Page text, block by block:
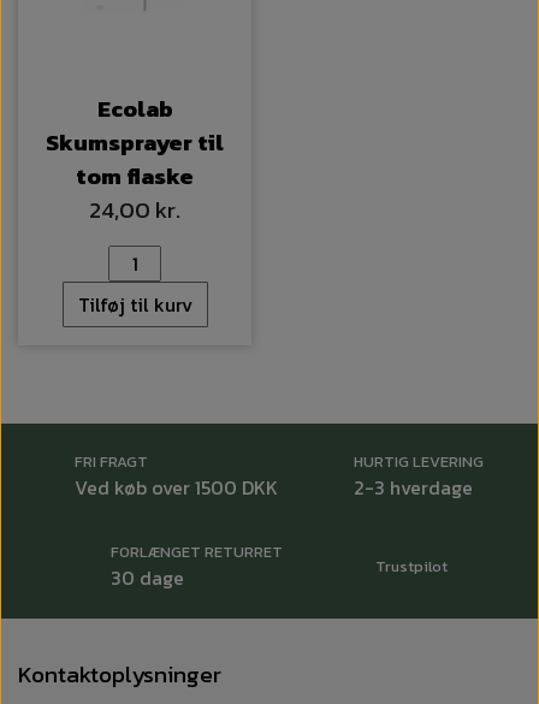
Ecolab
Skumsprayer til
tom flaske
24,00 kr.
Tilføj til kurv
FRI FRAGT
Ved køb over 1500 DKK
HURTIG LEVERING
2-3 hverdage
FORLÆNGET RETURRET
30 dage Trustpilot
Kontaktoplysninger